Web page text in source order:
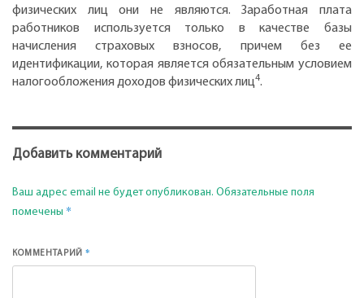
физических лиц они не являются. Заработная плата
работников используется только в качестве базы
начисления страховых взносов, причем без ее
идентификации, которая является обязательным условием
налогообложения доходов физических лиц4.
Добавить комментарий
Ваш адрес email не будет опубликован. Обязательные поля
помечены *
КОММЕНТАРИЙ*